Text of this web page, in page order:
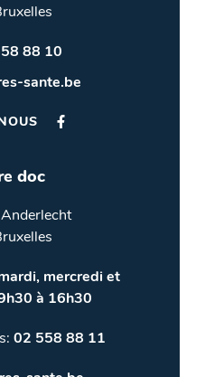
88 10
sante.be
doc
mercredi et
à 16h30
02 558 88 11